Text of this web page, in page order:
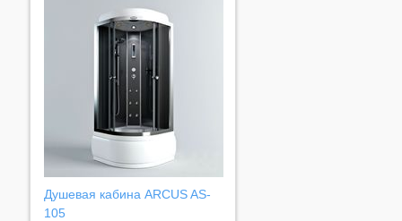
Душевая кабина ARCUS AS-
105